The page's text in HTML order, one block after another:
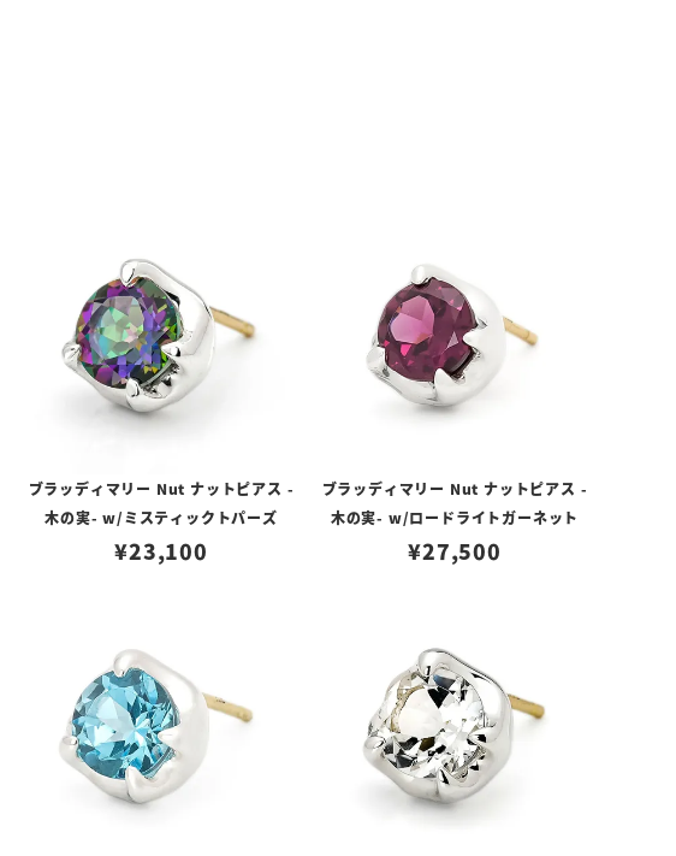
ブラッディマリー Nut ナットピアス -
木の実- w/ミスティックトパーズ
¥23,100
ブラッディマリー Nut ナットピアス -
木の実- w/ロードライトガーネット
¥27,500